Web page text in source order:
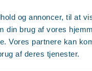
og annoncer, til at
din brug af vores
Vores partnere kan
af deres tjenester.